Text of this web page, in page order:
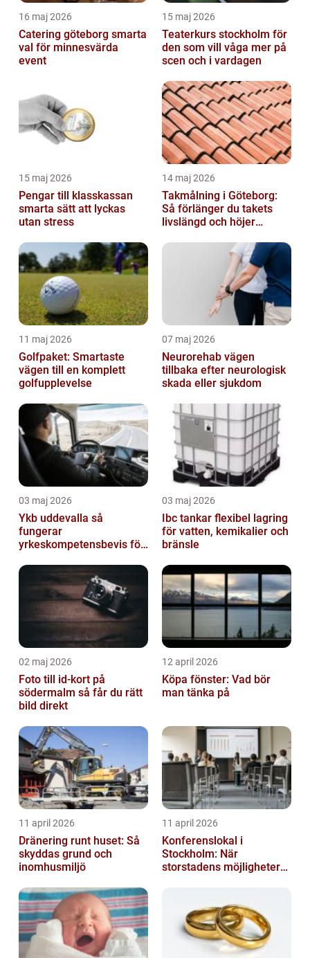
16 maj 2026
Catering göteborg smarta
val för minnesvärda
event
15 maj 2026
Teaterkurs stockholm för
den som vill våga mer på
scen och i vardagen
15 maj 2026
Pengar till klasskassan
smarta sätt att lyckas
utan stress
14 maj 2026
Takmålning i Göteborg:
Så förlänger du takets
livslängd och höjer
11 maj 2026
Golfpaket: Smartaste
vägen till en komplett
golfupplevelse
07 maj 2026
Neurorehab vägen
tillbaka efter neurologisk
skada eller sjukdom
03 maj 2026
Ykb uddevalla så
fungerar
yrkeskompetensbevis för
03 maj 2026
Ibc tankar flexibel lagring
för vatten, kemikalier och
bränsle
02 maj 2026
Foto till id-kort på
södermalm så får du rätt
bild direkt
12 april 2026
Köpa fönster: Vad bör
man tänka på
11 april 2026
Dränering runt huset: Så
skyddas grund och
inomhusmiljö
11 april 2026
Konferenslokal i
Stockholm: När
storstadens möjligheter